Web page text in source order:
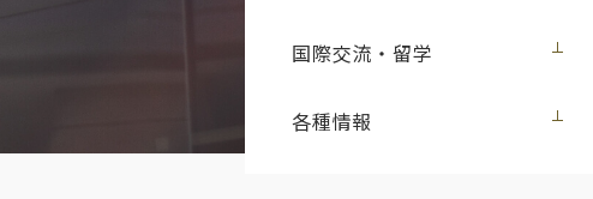
国際交流・留学
各種情報